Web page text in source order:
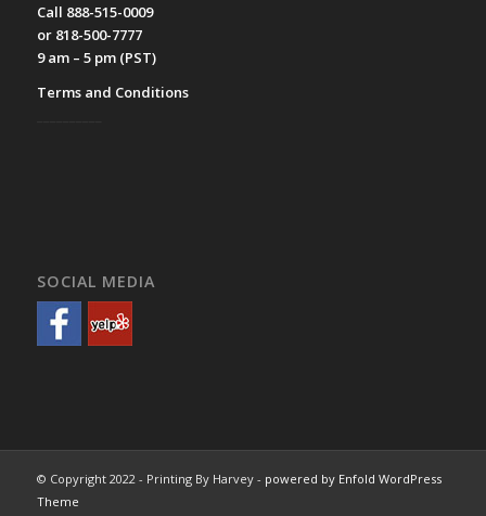
Call 888-515-0009
or 818-500-7777
9 am – 5 pm (PST)
Terms and Conditions
SOCIAL MEDIA
© Copyright 2022 - Printing By Harvey - powered by Enfold WordPress
Theme